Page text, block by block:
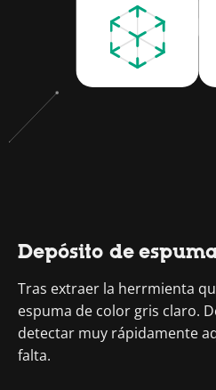
Depósito de
Tras extraer la herrmienta
espuma de color gris claro.
detectar muy rápidamente
falta.